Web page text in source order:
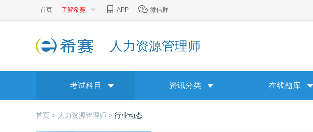
首页 了解希赛 APP 微信群
人力资源管理师
考试科目 资讯分类 在线题库
首页 > 人力资源管理师 > 行业动态